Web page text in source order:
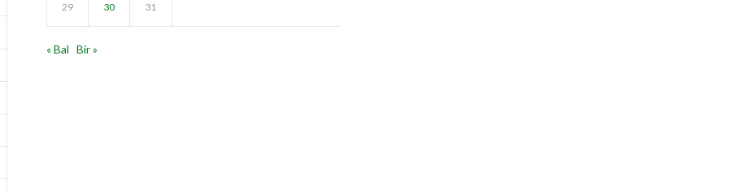
29 30 31
« Bal Bir »